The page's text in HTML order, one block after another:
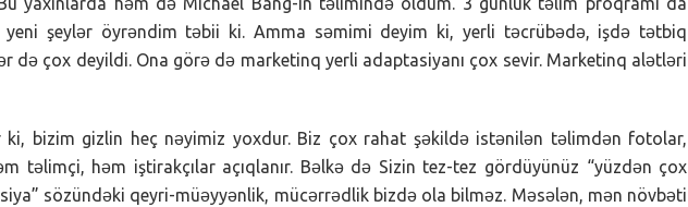
yeni şeylər öyrəndim təbii ki. Amma səmimi deyim ki, yerli təcrübədə, işdə tətbiq
də çox deyildi. Ona görə də marketinq yerli adaptasiyanı çox sevir. Marketinq alətləri
ki, bizim gizlin heç nəyimiz yoxdur. Biz çox rahat şəkildə istənilən təlimdən fotolar,
təlimçi, həm iştirakçılar açıqlanır. Bəlkə də Sizin tez-tez gördüyünüz “yüzdən çox
sözündəki qeyri-müəyyənlik, mücərrədlik bizdə ola bilməz. Məsələn, mən növbəti